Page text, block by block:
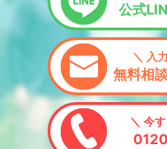
公式
＼ 入
無料相
＼ 今